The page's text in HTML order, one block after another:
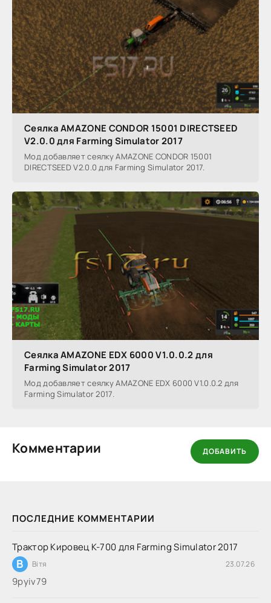
ПОСЛЕДНИЕ КОММЕНТАРИИ
Трактор Кировец К-700 для Farming Simulator 2017
В Вітя 23.07.26
9руіv79
Сеялка AMAZONE CONDOR 15001 DIRECTSEED
V2.0.0 для Farming Simulator 2017
Мод добавляет сеялку AMAZONE CONDOR 15001
DIRECTSEED V2.0.0 для Farming Simulator 2017.
Сеялка AMAZONE EDX 6000 V1.0.0.2 для
Farming Simulator 2017
Мод добавляет сеялку AMAZONE EDX 6000 V1.0.0.2 для
Farming Simulator 2017.
Комментарии ДОБАВИТЬ